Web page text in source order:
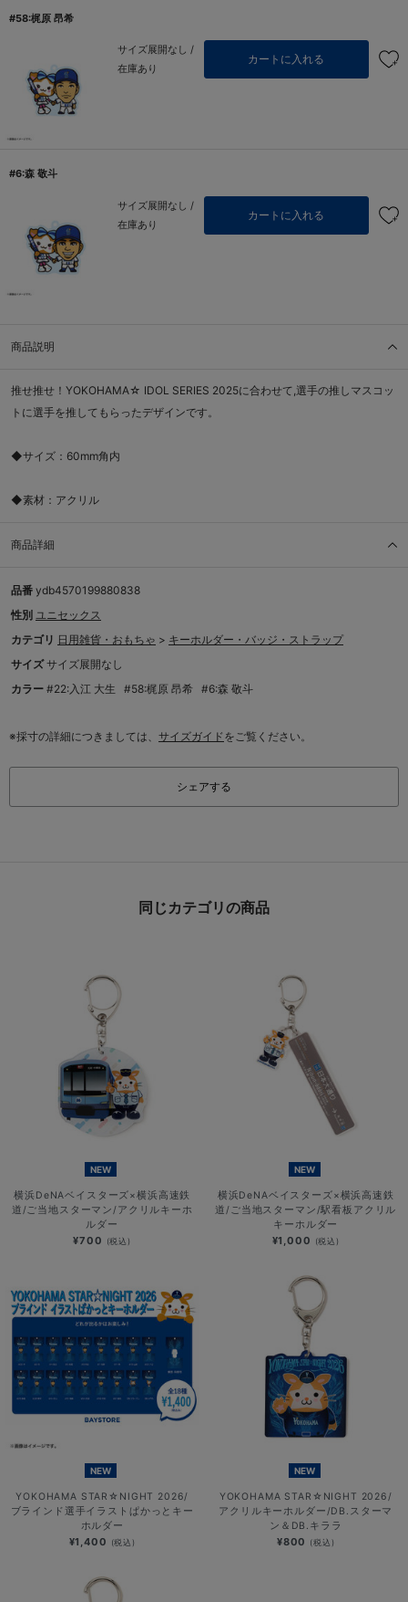
#58:梶原 昂希
サイズ展開なし /
在庫あり
カートに入れる
#6:森 敬斗
サイズ展開なし /
在庫あり
カートに入れる
商品説明
推せ推せ！YOKOHAMA☆ IDOL SERIES 2025に合わせて,選手の推しマスコッ
トに選手を推してもらったデザインです。
◆サイズ：60mm角内
◆素材：アクリル
商品詳細
品番 ydb4570199880838
性別 ユニセックス
カテゴリ 日用雑貨・おもちゃ > キーホルダー・バッジ・ストラップ
サイズ サイズ展開なし
カラー #22:入江 大生 #58:梶原 昂希 #6:森 敬斗
※採寸の詳細につきましては、 サイズガイドをご覧ください。
シェアする
同じカテゴリの商品
NEW
横浜DeNAベイスターズ×横浜高速鉄
道/ご当地スターマン/アクリルキーホ
ルダー
¥700 (税込)
NEW
横浜DeNAベイスターズ×横浜高速鉄
道/ご当地スターマン/駅看板アクリル
キーホルダー
¥1,000 (税込)
NEW
YOKOHAMA STAR☆NIGHT 2026/
ブラインド選手イラストぱかっとキー
ホルダー
¥1,400 (税込)
NEW
YOKOHAMA STAR☆NIGHT 2026/
アクリルキーホルダー/DB.スターマ
ン＆DB.キララ
¥800 (税込)